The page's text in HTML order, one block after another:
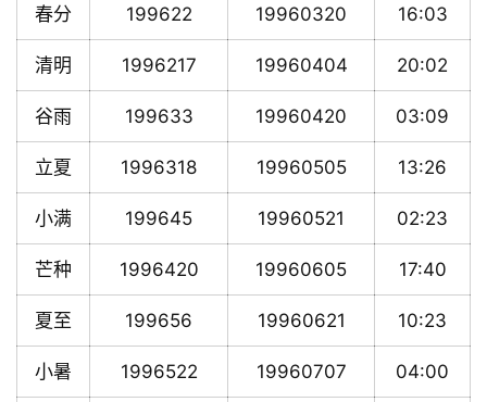
春分 199622 19960320 16:03
清明 1996217 19960404 20:02
谷雨 199633 19960420 03:09
立夏 1996318 19960505 13:26
小满 199645 19960521 02:23
芒种 1996420 19960605 17:40
夏至 199656 19960621 10:23
小暑 1996522 19960707 04:00